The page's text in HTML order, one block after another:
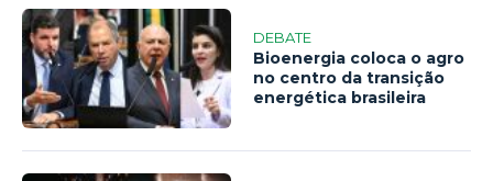
DEBATE
Bioenergia coloca o agro
no centro da transição
energética brasileira